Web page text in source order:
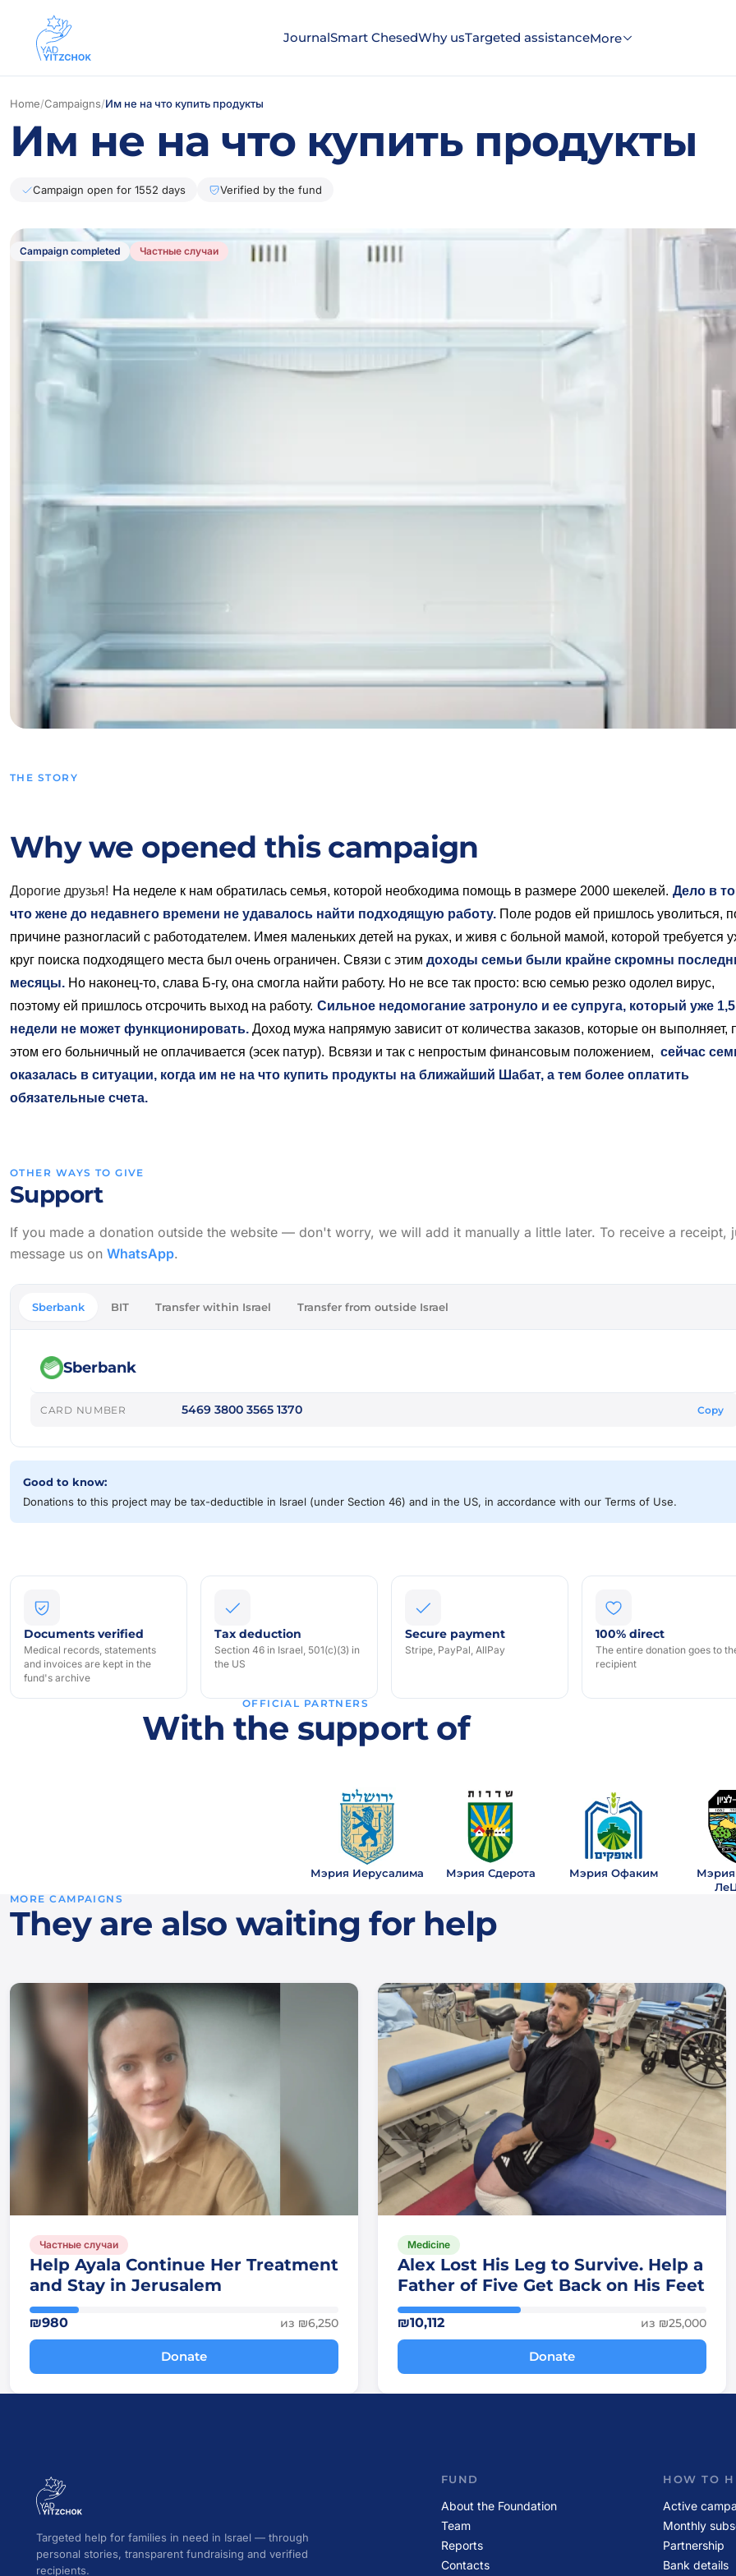
JournalSmart ChesedWhy usTargeted assistanceMore
Home/Campaigns/Им не на что купить продукты
Им не на что купить продукты
Campaign open for 1552 days Verified by the fund
Campaign completed Частные случаи
THE STORY
Why we opened this campaign
Дорогие друзья! На неделе к нам обратилась семья, которой необходима помощь в размере 2000 шекелей. Дело в
что жене до недавнего времени не удавалось найти подходящую работу. Поле родов ей пришлось уволиться,
причине разногласий с работодателем. Имея маленьких детей на руках, и живя с больной мамой, которой требуется
круг поиска подходящего места был очень ограничен. Связи с этим доходы семьи были крайне скромны
месяцы. Но наконец-то, слава Б-гу, она смогла найти работу. Но не все так просто: всю семью резко одолел вирус,
поэтому ей пришлось отсрочить выход на работу. Сильное недомогание затронуло и ее супруга, который уже 1,5
недели не может функционировать. Доход мужа напрямую зависит от количества заказов, которые он выполняет,
этом его больничный не оплачивается (эсек патур). Всвязи и так с непростым финансовым положением, сейчас
оказалась в ситуации, когда им не на что купить продукты на ближайший Шабат, а тем более оплатить
обязательные счета.
OTHER WAYS TO GIVE
Support
If you made a donation outside the website — don't worry, we will add it manually a little later. To receive a receipt,
message us on WhatsApp.
Sberbank BIT Transfer within Israel Transfer from outside Israel
Sberbank
CARD NUMBER 5469 3800 3565 1370 Copy
Good to know:
Donations to this project may be tax-deductible in Israel (under Section 46) and in the US, in accordance with our Terms of Use.
Documents verified
Medical records, statements
and invoices are kept in the
fund's archive
Tax deduction
Section 46 in Israel, 501(c)(3) in
the US
Secure payment
Stripe, PayPal, AllPay
100% direct
The entire donation goes to
recipient
OFFICIAL PARTNERS
With the support of
Мэрия Иерусалима Мэрия Сдерота Мэрия Офаким
MORE CAMPAIGNS
They are also waiting for help
Частные случаи
Help Ayala Continue Her Treatment
and Stay in Jerusalem
₪980 из ₪6,250
Donate
Medicine
Alex Lost His Leg to Survive. Help a
Father of Five Get Back on His Feet
₪10,112 из ₪25,000
Donate
Targeted help for families in need in Israel — through
personal stories, transparent fundraising and verified
recipients.
FUND
About the Foundation
Team
Reports
Contacts
HOW TO
Active
Monthly
Partnership
Bank details